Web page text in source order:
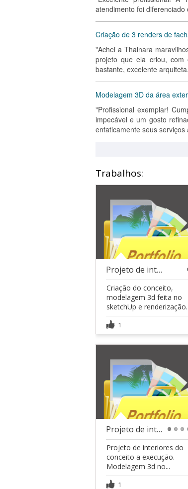
atendimento foi
Criação de 3 renders de
"Achei a Thainara
projeto que ela criou, com
bastante, excelente
Modelagem 3D da área
"Profissional exemplar!
impecável e um gosto
enfaticamente seus
Trabalhos:
Projeto de interiores de quarto casal.
Criação do conceito,
modelagem 3d feita no
sketchUp e
1
Projeto de interiores de área gourmet.
Projeto de interiores do
conceito a execução.
Modelagem 3d no...
1